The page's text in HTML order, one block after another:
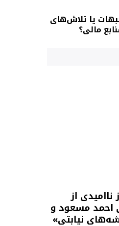
یا تلاش‌های
مالی؟
از
احمد مسعود و
نیابتی»